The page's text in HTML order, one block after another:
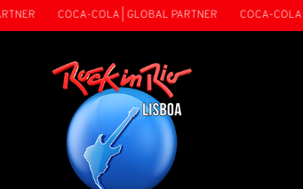
COCA-COLA | GLOBAL PARTNER COCA-COLA |